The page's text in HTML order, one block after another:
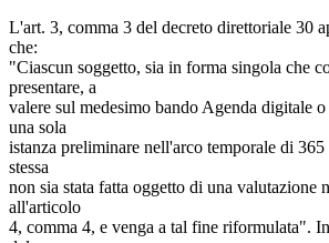
L'art. 3, comma 3 del decreto direttoriale 30
che:
"Ciascun soggetto, sia in forma singola che
presentare, a
valere sul medesimo bando Agenda digitale
una sola
istanza preliminare nell'arco temporale di
stessa
non sia stata fatta oggetto di una valutazione
all'articolo
4, comma 4, e venga a tal fine riformulata".